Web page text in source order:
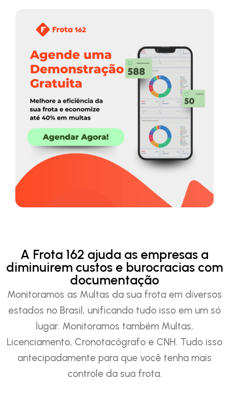
A Frota 162 ajuda as empresas a
diminuirem custos e burocracias com
documentação
Monitoramos as Multas da sua frota em diversos
estados no Brasil, unificando tudo isso em um só
lugar. Monitoramos também Multas,
Licenciamento, Cronotacógrafo e CNH. Tudo isso
antecipadamente para que você tenha mais
controle da sua frota.